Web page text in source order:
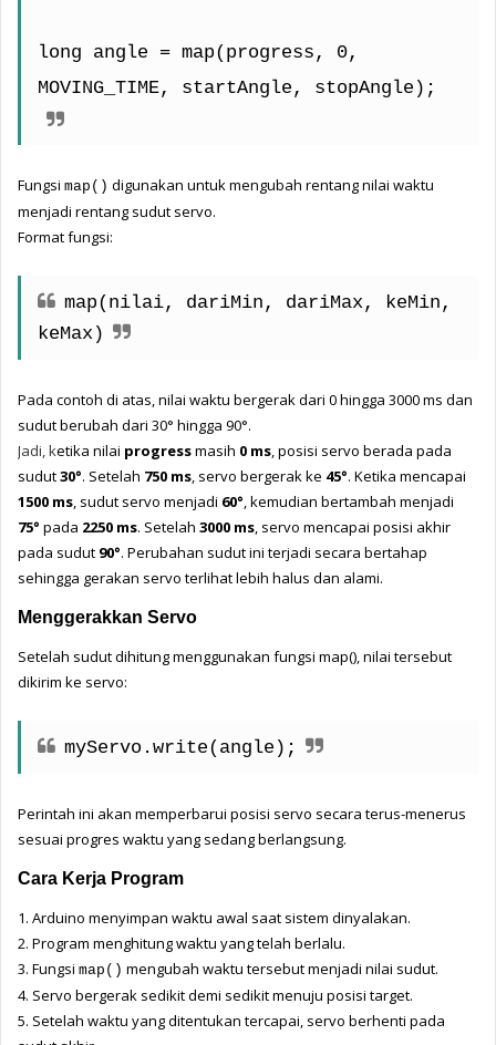
long angle = map(progress, 0,
MOVING_TIME, startAngle, stopAngle);
Fungsi map() digunakan untuk mengubah rentang nilai waktu
menjadi rentang sudut servo.
Format fungsi:
map(nilai, dariMin, dariMax, keMin,
keMax)
Pada contoh di atas, nilai waktu bergerak dari 0 hingga 3000 ms dan
sudut berubah dari 30° hingga 90°.
Jadi, ketika nilai progress masih 0 ms, posisi servo berada pada
sudut 30°. Setelah 750 ms, servo bergerak ke 45°
1500 ms, sudut servo menjadi 60°
75° pada 2250 ms. Setelah 3000 ms, servo mencapai posisi akhir
pada sudut 90°. Perubahan sudut ini terjadi secara bertahap
sehingga gerakan servo terlihat lebih halus dan alami.
Menggerakkan Servo
Setelah sudut dihitung menggunakan fungsi map(), nilai tersebut
dikirim ke servo:
myServo.write(angle);
Perintah ini akan memperbarui posisi servo secara terus-menerus
sesuai progres waktu yang sedang berlangsung.
Cara Kerja Program
1. Arduino menyimpan waktu awal saat sistem dinyalakan.
2. Program menghitung waktu yang telah berlalu.
3. Fungsi map() mengubah waktu tersebut menjadi nilai sudut.
4. Servo bergerak sedikit demi sedikit menuju posisi target.
5. Setelah waktu yang ditentukan tercapai, servo berhenti pada